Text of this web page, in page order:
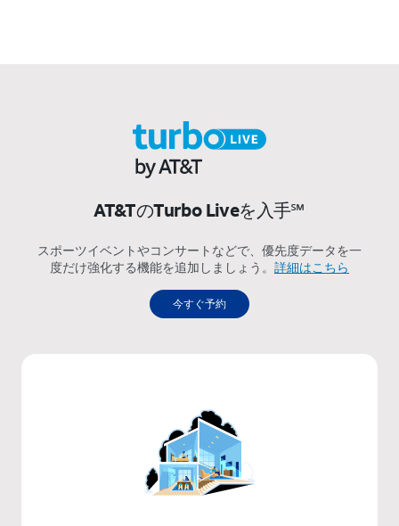
AT&TのTurbo Liveを入手℠
スポーツイベントやコンサートなどで、優先度データを一
度だけ強化する機能を追加しましょう。 詳細はこちら
今すぐ予約